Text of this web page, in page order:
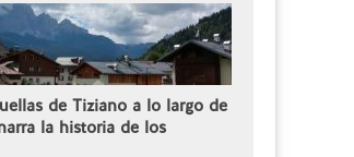
de Tiziano a lo largo de
la historia de los